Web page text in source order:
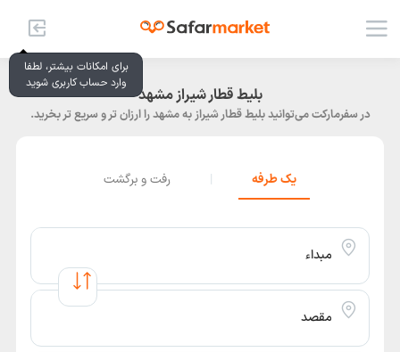
برای امکانات بیشتر، لطفا
وارد حساب کاربری شوید
بلیط قطار شیراز مشهد
در سفرمارکت می‌توانید بلیط قطار شیراز به مشهد را ارزان‌ تر و سریع‌ تر بخرید.
یک طرفه | رفت و برگشت
مبداء
مقصد